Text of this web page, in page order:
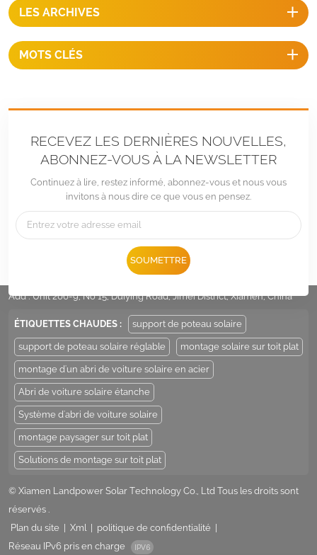
LES ARCHIVES
MOTS CLÉS
RECEVEZ LES DERNIÈRES NOUVELLES,
ABONNEZ-VOUS À LA NEWSLETTER
Continuez à lire, restez informé, abonnez-vous et nous vous
invitons à nous dire ce que vous en pensez.
SOUMETTRE
Sales@LandpowerSolar.com
Add : Unit 206-9, No 15, Duiying Road, Jimei District, Xiamen, China
ÉTIQUETTES CHAUDES : support de poteau solaire
support de poteau solaire réglable montage solaire sur toit plat
montage d'un abri de voiture solaire en acier
Abri de voiture solaire étanche
Système d'abri de voiture solaire
montage paysager sur toit plat
Solutions de montage sur toit plat
© Xiamen Landpower Solar Technology Co., Ltd Tous les droits sont
réservés .
Plan du site
Xml politique de confidentialité
Réseau IPv6 pris en charge